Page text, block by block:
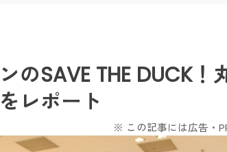
のSAVE THE DUCK！
レポート
※ この記事には広告・